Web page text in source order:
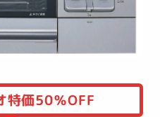
特価50％OFF